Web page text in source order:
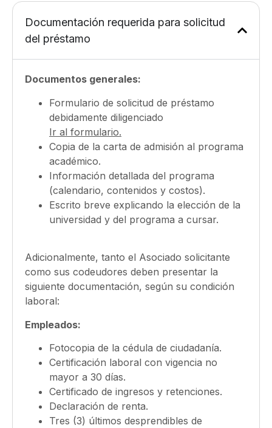
Documentación requerida para solicitud
del préstamo
Documentos generales:
Formulario de solicitud de préstamo
debidamente diligenciado
Ir al formulario.
Copia de la carta de admisión al programa
académico.
Información detallada del programa
(calendario, contenidos y costos).
Escrito breve explicando la elección de la
universidad y del programa a cursar.
Adicionalmente, tanto el Asociado solicitante
como sus codeudores deben presentar la
siguiente documentación, según su condición
laboral:
Empleados:
Fotocopia de la cédula de ciudadanía.
Certificación laboral con vigencia no
mayor a 30 días.
Certificado de ingresos y retenciones.
Declaración de renta.
Tres (3) últimos desprendibles de